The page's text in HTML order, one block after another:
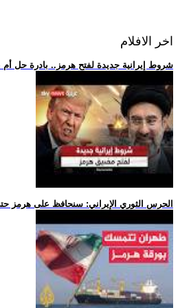
اخر الافلام
.. شروط إيرانية جديدة لفتح هرمز.. بادرة حل
.. الحرس الثوري الإيراني: سنحافظ على هرمز